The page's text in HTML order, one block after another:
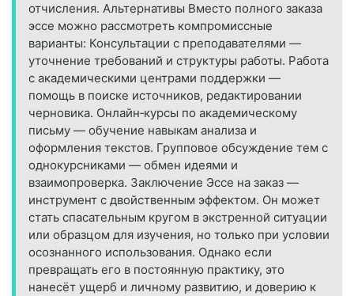
отчисления. Альтернативы Вместо полного заказа
эссе можно рассмотреть компромиссные
варианты: Консультации с преподавателями —
уточнение требований и структуры работы. Работа
с академическими центрами поддержки —
помощь в поиске источников, редактировании
черновика. Онлайн‑курсы по академическому
письму — обучение навыкам анализа и
оформления текстов. Групповое обсуждение тем с
однокурсниками — обмен идеями и
взаимопроверка. Заключение Эссе на заказ —
инструмент с двойственным эффектом. Он может
стать спасательным кругом в экстренной ситуации
или образцом для изучения, но только при условии
осознанного использования. Однако если
превращать его в постоянную практику, это
нанесёт ущерб и личному развитию, и доверию к